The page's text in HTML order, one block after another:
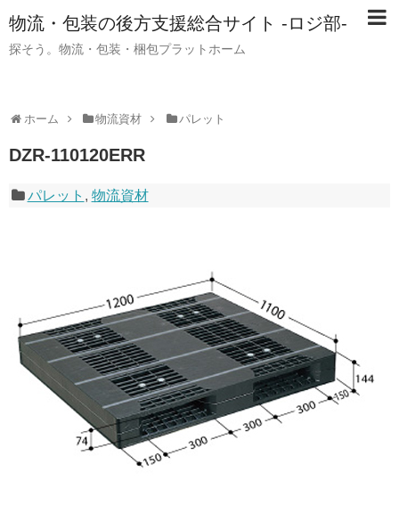
物流・包装の後方支援総合サイト -ロジ部-
探そう。物流・包装・梱包プラットホーム
ホーム 物流資材 パレット
DZR-110120ERR
パレット , 物流資材